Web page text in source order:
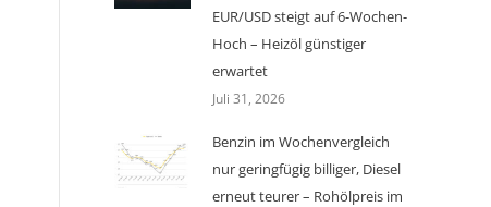
EUR/USD steigt auf 6-Wochen-
Hoch – Heizöl günstiger
erwartet
Juli 31, 2026
Benzin im Wochenvergleich
nur geringfügig billiger, Diesel
erneut teurer – Rohölpreis im